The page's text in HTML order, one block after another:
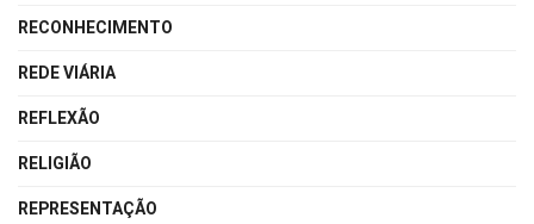
RECONHECIMENTO
REDE VIÁRIA
REFLEXÃO
RELIGIÃO
REPRESENTAÇÃO